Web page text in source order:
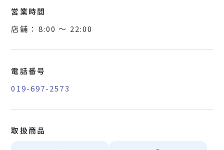
営業時間
店舗 ： 8:00 〜 22:00
電話番号
019-697-2573
取扱商品